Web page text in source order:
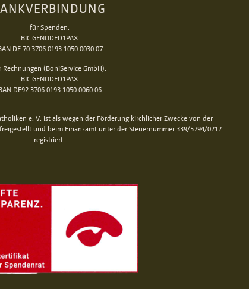
für Spenden:
BIC GENODED1PAX
DE 70 3706 0193 1050 0030 07
Rechnungen (BoniService GmbH):
BIC GENODED1PAX
DE92 3706 0193 1050 0060 06
e. V. ist als wegen der Förderung kirchlicher Zwecke von der
und beim Finanzamt unter der Steuernummer 339/5794/0212
registriert.